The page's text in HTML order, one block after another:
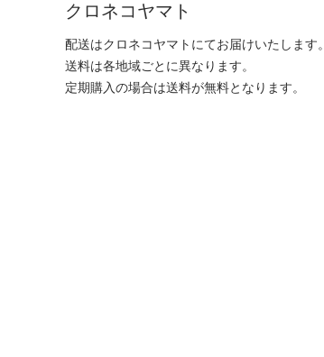
クロネコヤマト
配送はクロネコヤマトにてお届けいたします。
送料は各地域ごとに異なります。
定期購入の場合は送料が無料となります。